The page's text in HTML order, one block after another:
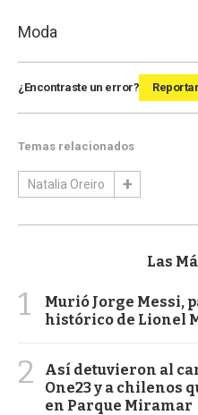
Moda
¿Encontraste un error? Reportar
Temas relacionados
Natalia Oreiro
Las
1
Murió Jorge Messi,
histórico de Lionel
2
Así detuvieron al
One23 y a chilenos
en Parque Miramar